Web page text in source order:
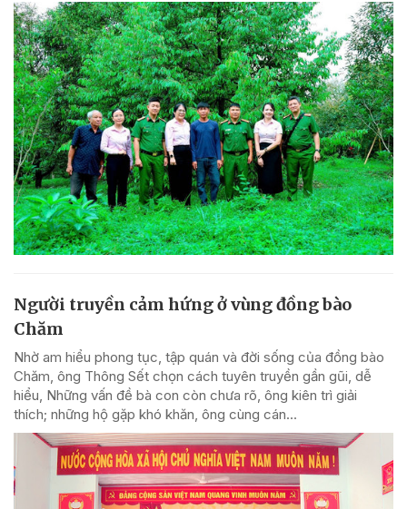
Người truyền cảm hứng ở vùng đồng bào
Chăm
Nhờ am hiểu phong tục, tập quán và đời sống của đồng bào
Chăm, ông Thông Sết chọn cách tuyên truyền gần gũi, dễ
hiểu, Những vấn đề bà con còn chưa rõ, ông kiên trì giải
thích; những hộ gặp khó khăn, ông cùng cán...